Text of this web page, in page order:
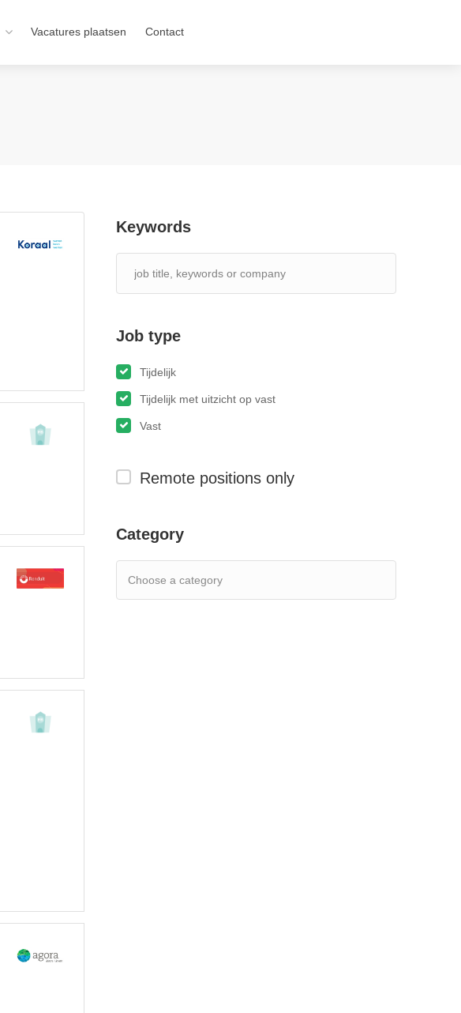
Vacatures plaatsen Contact
Keywords
Job type
Tijdelijk
Tijdelijk met uitzicht op vast
Vast
Remote positions only
Category